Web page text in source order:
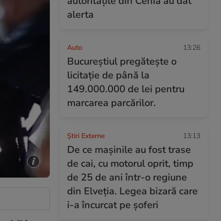
alerta
Auto 13:26
Bucureștiul pregătește o
licitație de până la
149.000.000 de lei pentru
marcarea parcărilor.
Știri Externe 13:13
De ce mașinile au fost trase
de cai, cu motorul oprit, timp
de 25 de ani într-o regiune
din Elveția. Legea bizară care
i-a încurcat pe șoferi